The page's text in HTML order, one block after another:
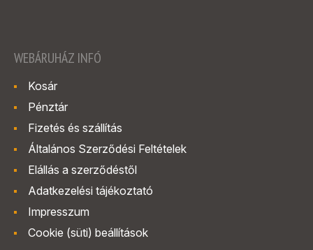
WEBÁRUHÁZ INFÓ
Kosár
Pénztár
Fizetés és szállítás
Általános Szerződési Feltételek
Elállás a szerződéstől
Adatkezelési tájékoztató
Impresszum
Cookie (süti) beállítások